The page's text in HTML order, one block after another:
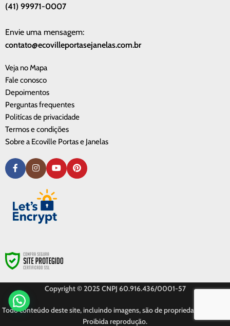
(41) 99971-0007
Envie uma mensagem:
contato@ecovilleportasejanelas.com.br
Veja no Mapa
Fale conosco
Depoimentos
Perguntas frequentes
Politícas de privacidade
Termos e condições
Sobre a Ecoville Portas e Janelas
Copyright © 2025 CNPJ 60.916.436/0001-57
Todo conteúdo deste site, incluindo imagens, são de propriedade privada.
Proibida reprodução.